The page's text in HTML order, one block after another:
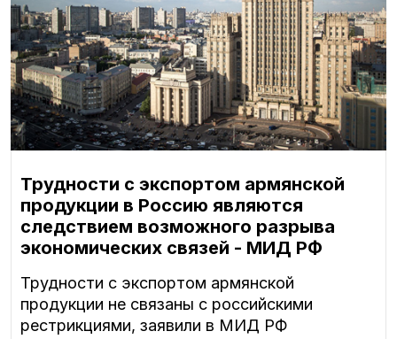
Трудности с экспортом армянской
продукции в Россию являются
следствием возможного разрыва
экономических связей - МИД РФ
Трудности с экспортом армянской
продукции не связаны с российскими
рестрикциями, заявили в МИД РФ